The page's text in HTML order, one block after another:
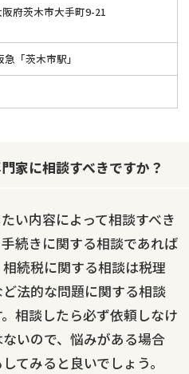
府茨木市大手町9-21
「茨木市駅」
家に相談すべきですか？
い内容によって相談すべき
続きに関する相談であれば
続税に関する相談は税理
法的な問題に関する相談
相談したら必ず依頼しなけ
いので、悩みがある場合
てみると良いでしょう。